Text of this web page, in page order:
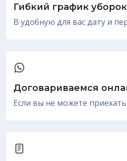
Гибкий график уборок
В удобную для вас дату и
Договариваемся
Если вы не можете